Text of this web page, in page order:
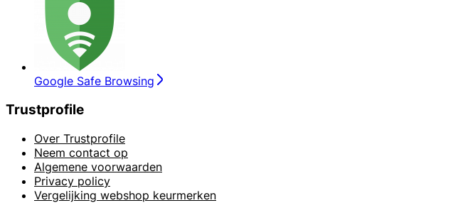
Google Safe Browsing
Trustprofile
Over Trustprofile
Neem contact op
Algemene voorwaarden
Privacy policy
Vergelijking webshop keurmerken